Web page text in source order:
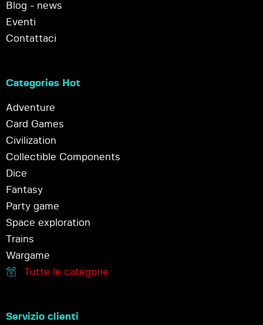
Blog - news
Eventi
Contattaci
Categories Hot
Adventure
Card Games
Civilization
Collectible Components
Dice
Fantasy
Party game
Space exploration
Trains
Wargame
Tutte le categorie
Servizio clienti